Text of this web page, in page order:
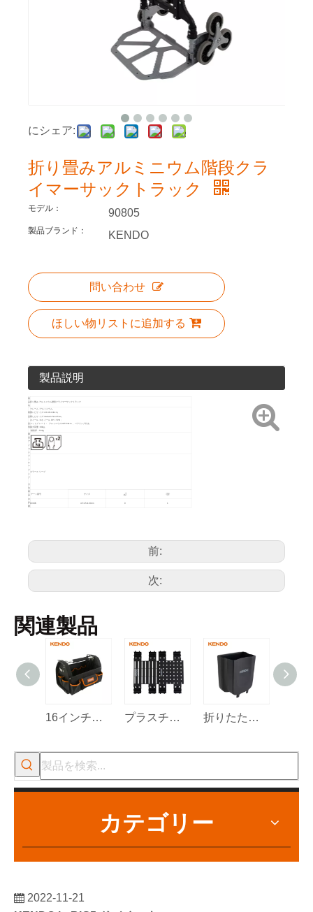
にシェア:
折り畳みアルミニウム階段クラ
イマーサックトラック
モデル： 90805
製品ブランド： KENDO
問い合わせ
ほしい物リストに追加する
製品説明
製
品
名
折り畳みアルミニウム階段クライマーサックトラック
製
品
説
明
フレーム: アルミニウム。
開いたサイズ: 47x45x100cm。
閉じたサイズ: 38.8x10.5x63.5cm。
ホイール: 6 ホイール PP + TPR ;
フットプレート： アルミニウム38.5*28cm 、ベアリング付き。
最大荷重: 80kg。
.階段床：50kg
製
ア
イ
コ
パ
ケ
ー
ジ
グ
方
法
カラースリーブ
製
詳
細
アート番号 サイズ
90805 47×45×100cm 0 1
前:
次:
関連製品
16インチのオープンマウスツールバッグ プラスチック吊り下げボード2個 折りたたみゴミ箱
カテゴリー
2022-11-21